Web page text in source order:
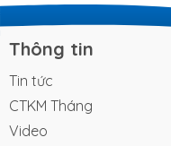
đủ để khẳng định đẳng
những người dùng sành
thước đo chân thực nhất
Thông tin
Tin tức
CTKM Tháng
Video